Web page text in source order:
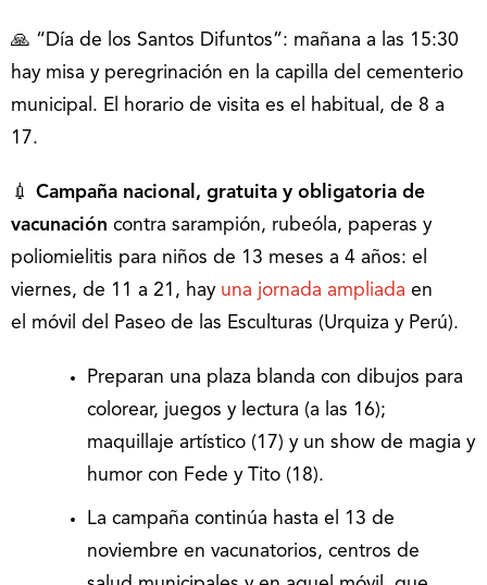
🙏 “Día de los Santos Difuntos”: mañana a las 15:30
hay misa y peregrinación en la capilla del cementerio
municipal. El horario de visita es el habitual, de 8 a
17.
💉 Campaña nacional, gratuita y obligatoria de
vacunación contra sarampión, rubeóla, paperas y
poliomielitis para niños de 13 meses a 4 años: el
viernes, de 11 a 21, hay una jornada ampliada en
el móvil del Paseo de las Esculturas (Urquiza y Perú).
Preparan una plaza blanda con dibujos para
colorear, juegos y lectura (a las 16);
maquillaje artístico (17) y un show de magia y
humor con Fede y Tito (18).
La campaña continúa hasta el 13 de
noviembre en vacunatorios, centros de